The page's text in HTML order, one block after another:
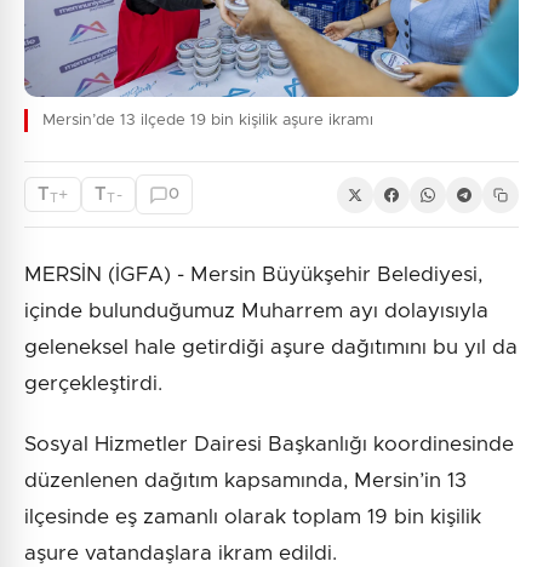
Mersin’de 13 ilçede 19 bin kişilik aşure ikramı
TT+ TT - 0
MERSİN (İGFA) - Mersin Büyükşehir Belediyesi,
içinde bulunduğumuz Muharrem ayı dolayısıyla
geleneksel hale getirdiği aşure dağıtımını bu yıl da
gerçekleştirdi.
Sosyal Hizmetler Dairesi Başkanlığı koordinesinde
düzenlenen dağıtım kapsamında, Mersin’in 13
ilçesinde eş zamanlı olarak toplam 19 bin kişilik
aşure vatandaşlara ikram edildi.